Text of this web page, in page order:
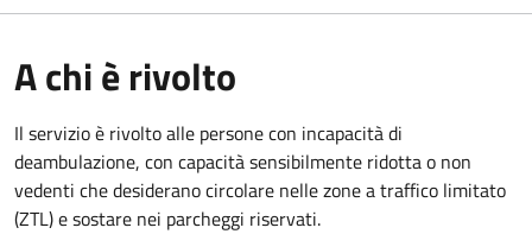
A chi è rivolto
Il servizio è rivolto alle persone con incapacità di
deambulazione, con capacità sensibilmente ridotta o non
vedenti che desiderano circolare nelle zone a traffico limitato
(ZTL) e sostare nei parcheggi riservati.